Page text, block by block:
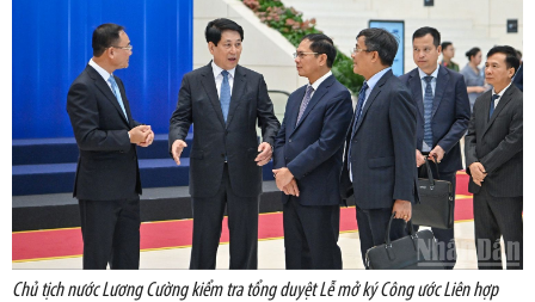
Chủ tịch nước Lương Cường kiểm tra tổng duyệt Lễ mở ký Công ước Liên hợp